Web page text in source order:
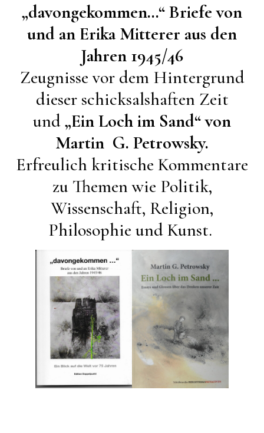
„davongekommen…“ Briefe von
und an Erika Mitterer aus den
Jahren 1945/46
Zeugnisse vor dem Hintergrund
dieser schicksalshaften Zeit
und„Ein Loch im Sand“ von
Martin G. Petrowsky.
Erfreulich kritische Kommentare
zu Themen wie Politik,
Wissenschaft, Religion,
Philosophie und Kunst.